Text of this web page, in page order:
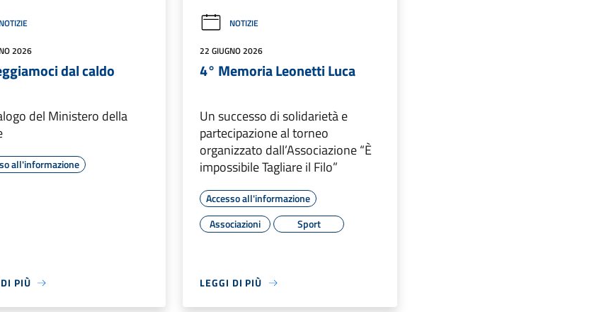
NOTIZIE
2026
dal caldo
del Ministero della
all'informazione
PIÙ
NOTIZIE
22 GIUGNO 2026
4° Memoria Leonetti Luca
Un successo di solidarietà e
partecipazione al torneo
organizzato dall’Associazione “È
impossibile Tagliare il Filo”
Accesso all'informazione
Associazioni
Sport
LEGGI DI PIÙ